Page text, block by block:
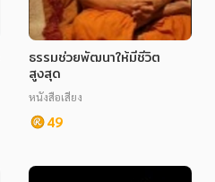
ธรรมช่วยพัฒนาให้มีชีวิต
สูงสุด
หนังสือเสียง
49